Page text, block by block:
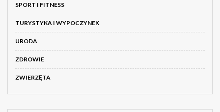
SPORT I FITNESS
TURYSTYKA I WYPOCZYNEK
URODA
ZDROWIE
ZWIERZĘTA